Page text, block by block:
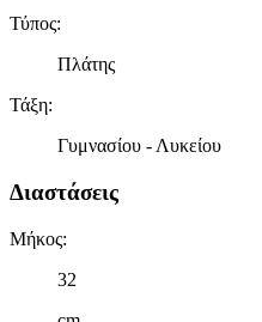
Τύπος:
Πλάτης
Τάξη:
Γυμνασίου - Λυκείου
Διαστάσεις
Μήκος:
32